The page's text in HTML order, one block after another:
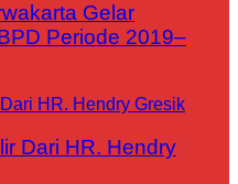
Gelar
Periode 2019–
Dari HR. Hendry